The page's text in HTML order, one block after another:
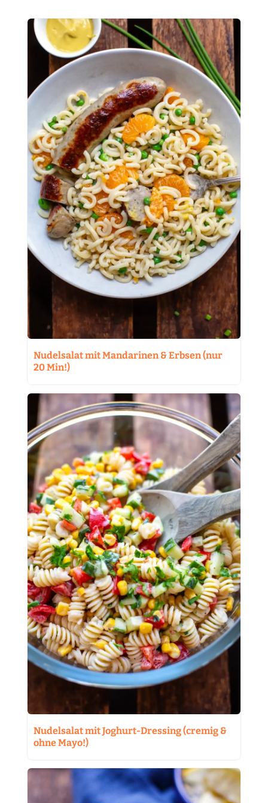
Nudelsalat mit Mandarinen & Erbsen (nur
20 Min!)
Nudelsalat mit Joghurt-Dressing (cremig &
ohne Mayo!)